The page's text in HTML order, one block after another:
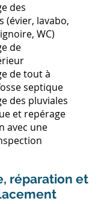
des
(évier, lavabo,
WC)
de
de tout à
septique
des pluviales
et repérage
avec une
réparation et